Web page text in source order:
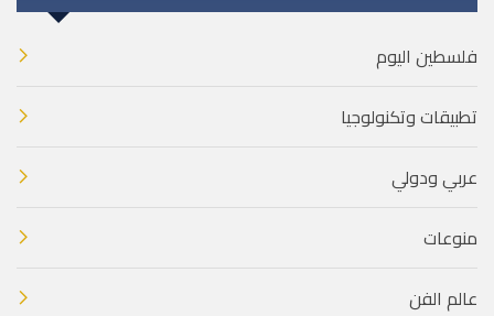
فلسطين اليوم
تطبيقات وتكنولوجيا
عربي ودولي
منوعات
عالم الفن